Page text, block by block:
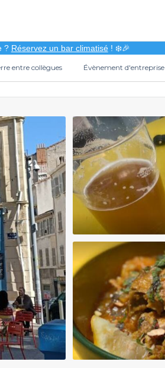
? Réservez un bar climatisé! ❄️🎉
entre collègues Évènement d'entreprise